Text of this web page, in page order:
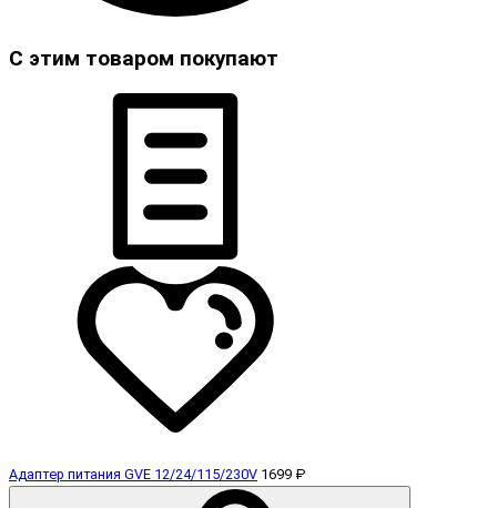
С этим товаром покупают
Адаптер питания GVE 12/24/115/230V 1699 ₽